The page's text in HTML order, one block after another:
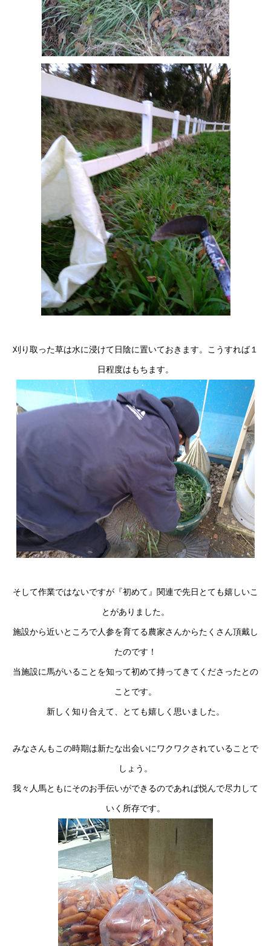
刈り取った草は水に浸けて日陰に置いておきます。こうすれば１
日程度はもちます。
そして作業ではないですが『初めて』関連で先日とても嬉しいこ
とがありました。
施設から近いところで人参を育てる農家さんからたくさん頂戴し
たのです！
当施設に馬がいることを知って初めて持ってきてくださったとの
ことです。
新しく知り合えて、とても嬉しく思いました。
みなさんもこの時期は新たな出会いにワクワクされていることで
しょう。
我々人馬ともにそのお手伝いができるのであれば悦んで尽力して
いく所存です。